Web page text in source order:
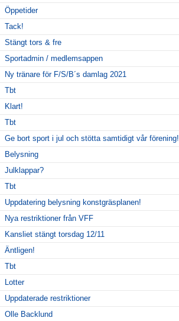
Öppetider
Tack!
Stängt tors & fre
Sportadmin / medlemsappen
Ny tränare för F/S/B´s damlag 2021
Tbt
Klart!
Tbt
Ge bort sport i jul och stötta samtidigt vår förening!
Belysning
Julklappar?
Tbt
Uppdatering belysning konstgräsplanen!
Nya restriktioner från VFF
Kansliet stängt torsdag 12/11
Äntligen!
Tbt
Lotter
Uppdaterade restriktioner
Olle Backlund